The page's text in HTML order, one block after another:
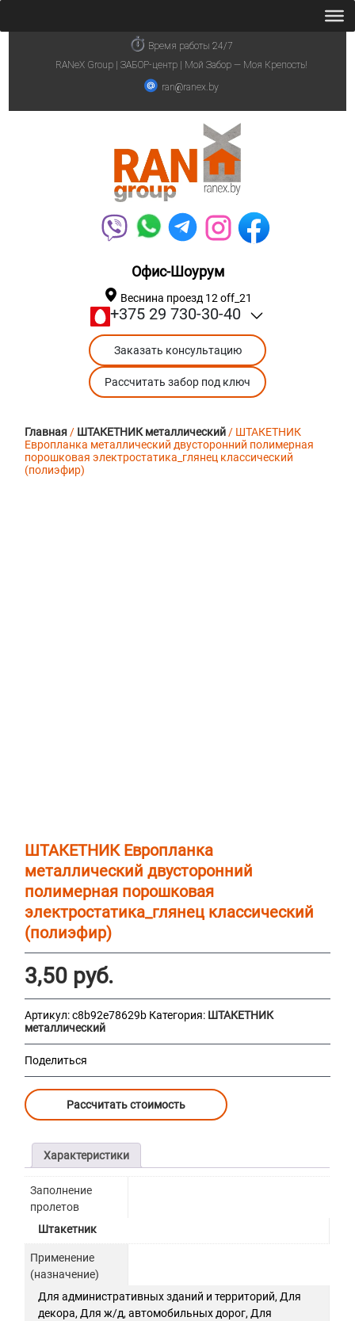
Время работы 24/7
RANeX Group | ЗАБОР-центр | Мой Забор — Моя Крепость!
ran@ranex.by
Офис-Шоурум
Веснина проезд 12 off_21
+375 29 730-30-40
Заказать консультацию
Рассчитать забор под ключ
Главная/ ШТАКЕТНИК металлический/ ШТАКЕТНИК
Европланка металлический двусторонний полимерная
порошковая электростатика_глянец классический
(полиэфир)
ШТАКЕТНИК Европланка
металлический двусторонний
полимерная порошковая
электростатика_глянец классический
(полиэфир)
3,50 руб.
Артикул:c8b92e78629b Категория: ШТАКЕТНИК
металлический
Поделиться
Рассчитать стоимость
Характеристики
Заполнение
пролетов
Штакетник
Применение
(назначение)
Для административных зданий и территорий, Для
декора, Для ж/д, автомобильных дорог, Для